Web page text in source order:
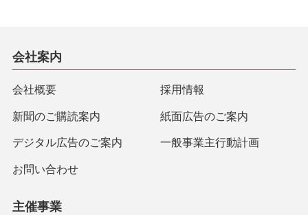
会社案内
会社概要 採用情報
新聞のご購読案内 紙面広告のご案内
デジタル広告のご案内 一般事業主行動計画
お問い合わせ
主催事業